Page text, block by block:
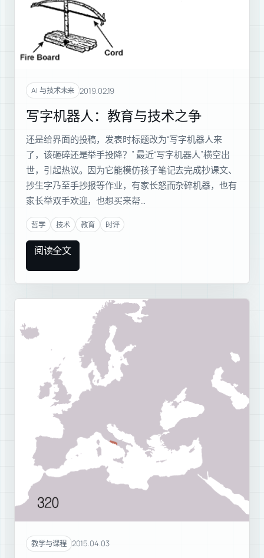
AI 与技术未来 2019.02.19
写字机器人：教育与技术之争
还是给界面的投稿，发表时标题改为“写字机器人来
了，该砸碎还是举手投降？” 最近“写字机器人”横空出
世，引起热议。因为它能模仿孩子笔记去完成抄课文、
抄生字乃至手抄报等作业，有家长怒而杂碎机器，也有
家长举双手欢迎，也想买来帮…
哲学 技术 教育 时评
阅读全文
教学与课程 2015.04.03